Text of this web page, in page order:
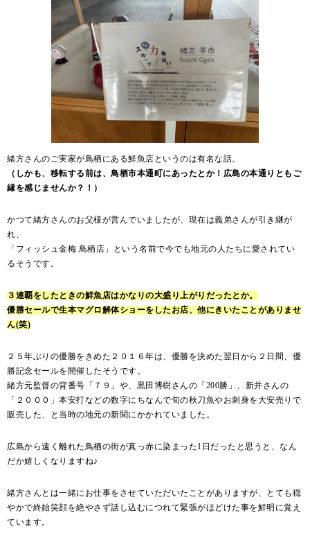
緒方さんのご実家が鳥栖にある鮮魚店というのは有名な話。
（しかも、移転する前は、鳥栖市本通町にあったとか！広島の本通りともご
縁を感じませんか？！）
かつて緒方さんのお父様が営んでいましたが、現在は義弟さんが引き継が
れ、
「フィッシュ金梅 鳥栖店」という名前で今でも地元の人たちに愛されてい
るそうです。
３連覇をしたときの鮮魚店はかなりの大盛り上がりだったとか。
優勝セールで生本マグロ解体ショーをしたお店、他にきいたことがありませ
ん(笑)
２５年ぶりの優勝をきめた２０１６年は、優勝を決めた翌日から２日間、優
勝記念セールを開催したそうです。
緒方元監督の背番号「７９」や、黒田博樹さんの「200勝」、新井さんの
「２０００」本安打などの数字にちなんで旬の秋刀魚やお刺身を大安売りで
販売した、と当時の地元の新聞にかかれていました。
広島から遠く離れた鳥栖の街が真っ赤に染まった1日だったと思うと、なん
だか嬉しくなりますね♪
緒方さんとは一緒にお仕事をさせていただいたことがありますが、とても穏
やかで終始笑顔を絶やさず話し込むにつれて緊張がほどけた事を鮮明に覚え
ています。